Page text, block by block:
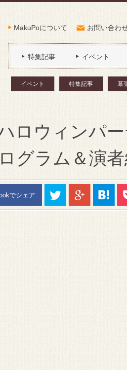
MakuPoについて お問い合わ
特集記事 イベント
イベント 特集記事 幕
ロウィンパ
グラム＆演者
でシェア